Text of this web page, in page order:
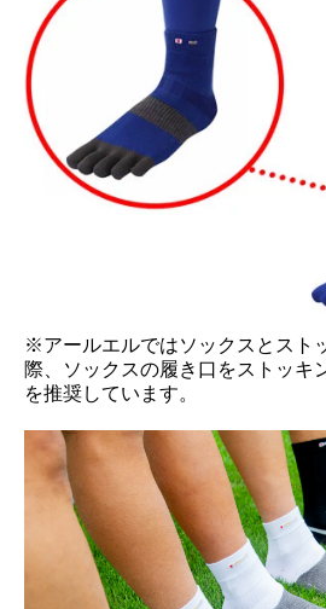
※アールエルではソックスとスト
際、ソックスの履き口をストッキ
を推奨しています。